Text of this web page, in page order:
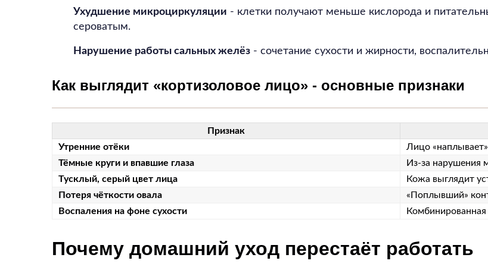
Ухудшение микроциркуляции - клетки получают меньше кислорода и
сероватым.
Нарушение работы сальных желёз - сочетание сухости и жирности,
Как выглядит «кортизоловое лицо» - основные признаки
Признак
Утренние отёки
Лицо
Тёмные круги и впавшие глаза
Из-за нарушения
Тусклый, серый цвет лица
Кожа выглядит
Потеря чёткости овала
«Поплывший»
Воспаления на фоне сухости
Почему домашний уход перестаёт работать